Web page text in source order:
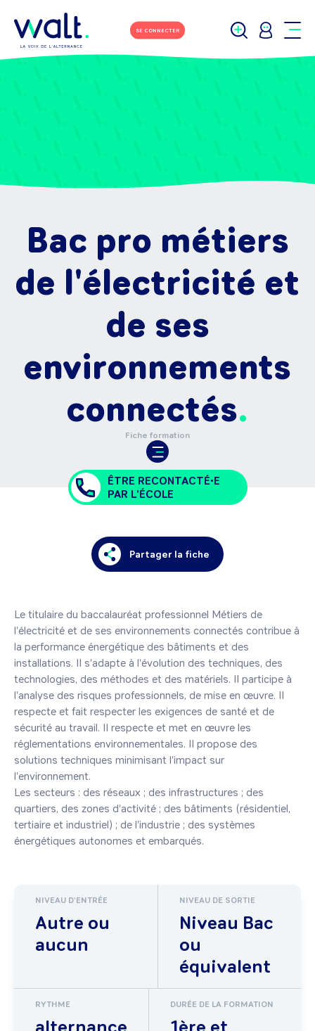
SE CONNECTER
Bac pro métiers
de l'électricité et
de ses
environnements
connectés
Fiche formation
ÊTRE RECONTACTÉ•E
PAR L'ÉCOLE
Partager la fiche
Le titulaire du baccalauréat professionnel Métiers de
l'électricité et de ses environnements connectés contribue à
la performance énergétique des bâtiments et des
installations. Il s'adapte à l'évolution des techniques, des
technologies, des méthodes et des matériels. Il participe à
l'analyse des risques professionnels, de mise en œuvre. Il
respecte et fait respecter les exigences de santé et de
sécurité au travail. Il respecte et met en œuvre les
réglementations environnementales. Il propose des
solutions techniques minimisant l'impact sur
l'environnement.
Les secteurs : des réseaux ; des infrastructures ; des
quartiers, des zones d'activité ; des bâtiments (résidentiel,
tertiaire et industriel) ; de l'industrie ; des systèmes
énergétiques autonomes et embarqués.
NIVEAU D'ENTRÉE
Autre ou
aucun
NIVEAU DE SORTIE
Niveau Bac
ou
équivalent
RYTHME DURÉE DE LA FORMATION